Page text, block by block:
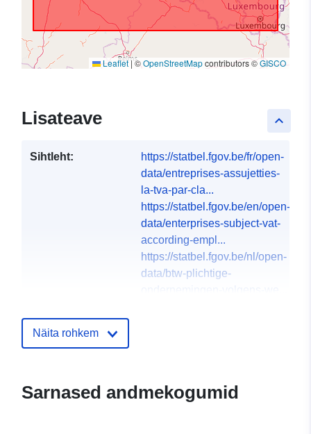
Leaflet|©OpenStreetMapcontributors ©GISCO
keyboard_arrow_up
Lisateave
Sihtleht:
https://statbel.fgov.be/fr/open-
data/entreprises-assujetties-
la-tva-par-cla...
https://statbel.fgov.be/en/open-
data/enterprises-subject-vat-
according-empl...
https://statbel.fgov.be/nl/open-
data/btw-plichtige-
Keeled:
Väljaandja:
North Gate II & III - INS
Näita rohkem
Sarnased andmekogumid